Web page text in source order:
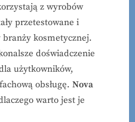
z wyrobów
przetestowane i
branży kosmetycznej.
doświadczenie
użytkowników,
obsługę. Nova
warto jest je